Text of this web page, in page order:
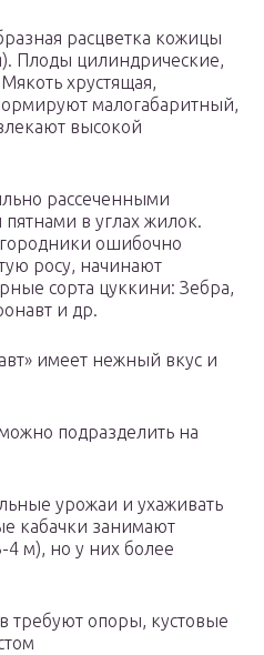
расцветка кожицы
Плоды цилиндрические,
хрустящая,
малогабаритный,
высокой
рассеченными
в углах жилок.
ошибочно
росу, начинают
сорта цуккини: Зебра,
и др.
имеет нежный вкус и
подразделить на
урожаи и ухаживать
кабачки занимают
4 м), но у них более
требуют опоры, кустовые